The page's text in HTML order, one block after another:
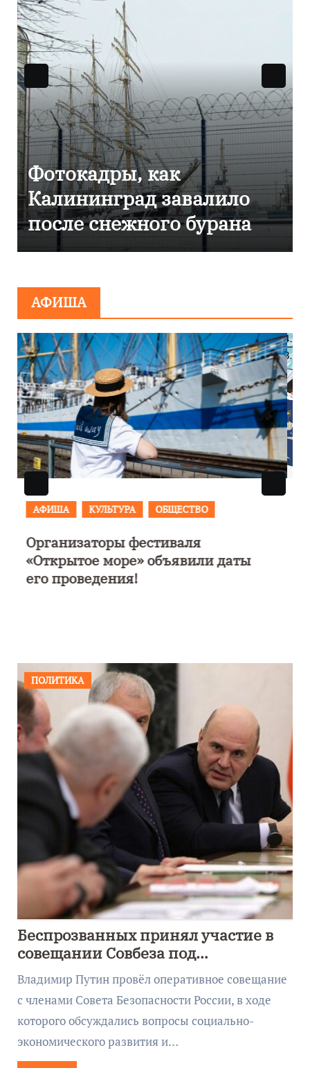
Фоторепортаж как в
Калининграде
эвакуировали ТЦ из-за
сообщения о
АФИША
АФИША
В Калининграде пройдет
фестиваль искусств «Зимние
каникулы на Балтике»
ПОЛИТИКА
Беспрозванных принял участие в
совещании Совбеза под
руководством Путина
Владимир Путин провёл оперативное совещание
с членами Совета Безопасности России, в ходе
которого обсуждались вопросы социально-
экономического развития и…